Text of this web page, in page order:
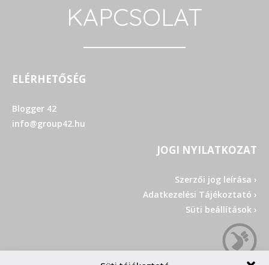
KAPCSOLAT
ELÉRHETŐSÉG
Blogger 42
info@group42.hu
JOGI NYILATKOZAT
Szerzői jog leírása ›
Adatkezelési Tájékoztató ›
Süti beállítások ›